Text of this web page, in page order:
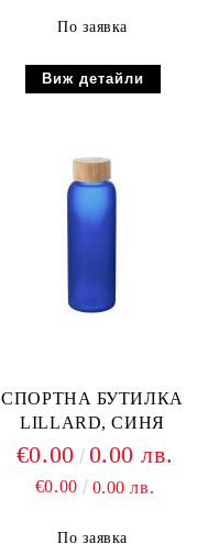
По заявка
Виж детайли
СПОРТНА БУТИЛКА
LILLARD, СИНЯ
€0.00 0.00 лв.
€0.00 0.00 лв.
По заявка